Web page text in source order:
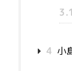
3.1
4 小